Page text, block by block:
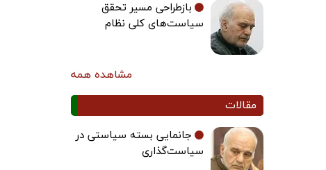
بازطراحی مسیر تحقق
سیاست‌های کلی نظام
مشاهده همه
مقالات
جانمایی بسته سیاستی در
سیاست‌گذاری